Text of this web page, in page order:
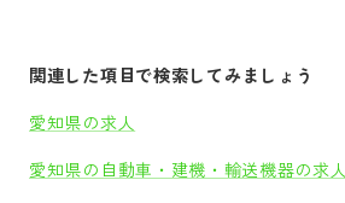
関連した項目で検索してみましょう
愛知県の求人
愛知県の自動車・建機・輸送機器の求人